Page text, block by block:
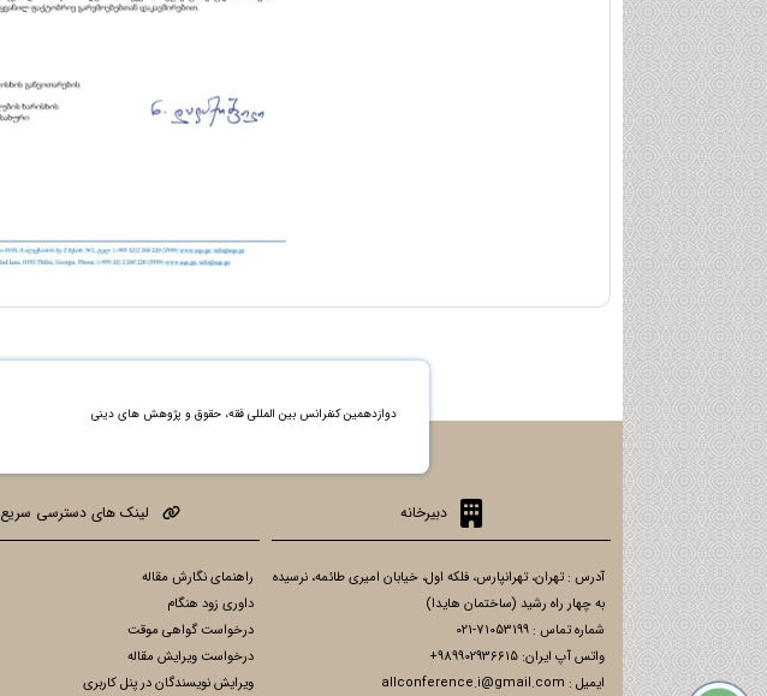
دوازدهمین کنفرانس بین المللی فقه، حقوق و پژوهش های دینی
دبیرخانه
آدرس : تهران، تهرانپارس، فلکه اول، خیابان امیری طائمه، نرسیده
به چهار راه رشید (ساختمان هایدا)
شماره تماس : 71053199-021
واتس آپ ایران: 989902936615+
ایمیل : allconference.i@gmail.com
لینک های دسترسی سریع
راهنمای نگارش مقاله
داوری زود هنگام
درخواست گواهی موقت
درخواست ویرایش مقاله
ویرایش نویسندگان در پنل کاربری